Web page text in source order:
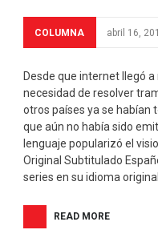
COLUMNA abril 16,
Desde que internet llegó
necesidad de resolver
otros países ya se habían
que aún no había sido
lenguaje popularizó el
Original Subtitulado
series en su idioma
READ MORE